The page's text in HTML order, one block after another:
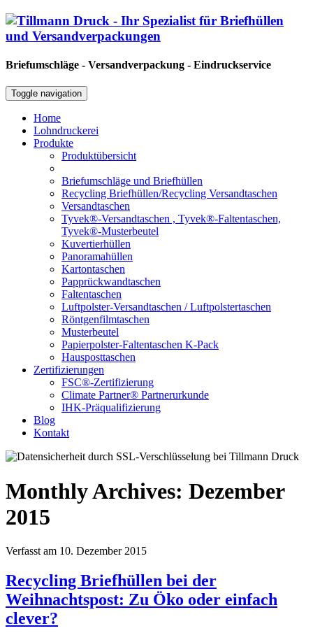
Briefumschläge - Versandverpackung - Eindruckservice
Toggle navigation
Home
Lohndruckerei
Produkte
Produktübersicht
Briefumschläge und Briefhüllen
Recycling Briefhüllen/Recycling Versandtaschen
Versandtaschen
Tyvek®-Versandtaschen , Tyvek®-Faltentaschen,
Tyvek®-Musterbeutel
Kuvertierhüllen
Panoramahüllen
Kartontaschen
Papprückwandtaschen
Faltentaschen
Luftpolster-Versandtaschen / Luftpolstertaschen
Röntgenfilmtaschen
Musterbeutel
Papierpolster-Faltentaschen K-Pack
Hausposttaschen
Zertifizierungen
FSC®-Zertifizierung
Climate Partner® Partnerurkunde
IHK-Präqualifizierung
Blog
Kontakt
Monthly Archives: Dezember
2015
Verfasst am 10. Dezember 2015
Recycling Briefhüllen bei der
Weihnachtspost: Zu Öko oder einfach
clever?